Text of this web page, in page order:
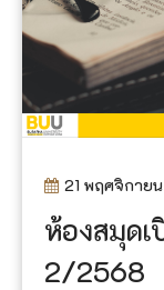
21 พฤศจิกาย
ห้องสมุดเ
2/2568